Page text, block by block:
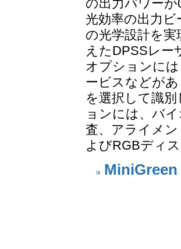
の出力パワー
光効率の出力
の光学設計を
えたDPSSレー
オプションに
ービスなどが
を選択して識
ョンには、バ
査、アライメ
よびRGBディ